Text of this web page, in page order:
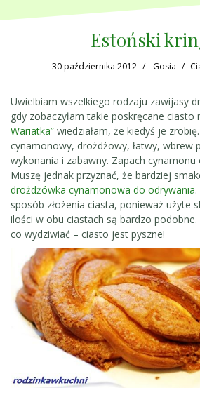
Estoński
30 października 2012 Gosia
Uwielbiam wszelkiego rodzaju zawijasy
gdy zobaczyłam takie poskręcane ciasto
Wariatka” wiedziałam, że kiedyś je
cynamonowy, drożdżowy, łatwy, wbrew
wykonania i zabawny. Zapach
Muszę jednak przyznać, że bardziej
drożdżówka cynamonowa do odrywania
sposób złożenia ciasta, ponieważ użyte
ilości w obu ciastach są bardzo
co wydziwiać – ciasto jest pyszne!